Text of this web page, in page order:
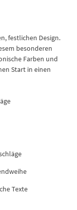
festlichen Design.
besonderen
Farben und
Start in einen
Texte